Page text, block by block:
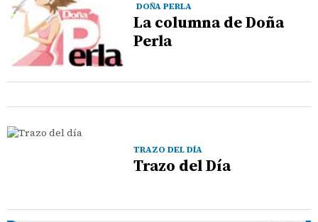
DOÑA PERLA
La columna de Doña
Perla
TRAZO DEL DÍA
Trazo del Día